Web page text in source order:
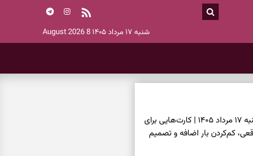
شنبه ۱۷ مرداد ۱۴۰۵ 8 August 2026
فال تاروت امروز شنبه ۱۷ مرداد ۱۴۰۵ | کارت‌هایی برای
کم‌کردن بار اضافه و تصمیم